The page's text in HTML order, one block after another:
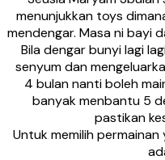
menunjukkan toys
mendengar. Masa ni bayi
Bila dengar bunyi lagi
senyum dan
4 bulan nanti boleh
banyak menbantu 5
pastikan
Untuk memilih